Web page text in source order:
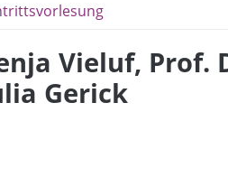
Vieluf, Prof.
Gerick